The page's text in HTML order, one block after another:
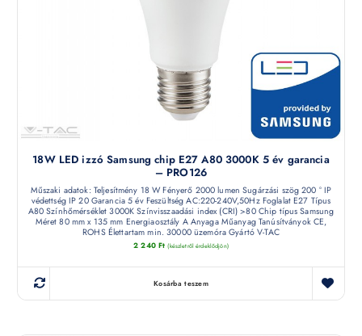
18W LED izzó Samsung chip E27 A80 3000K 5 év garancia
– PRO126
Műszaki adatok: Teljesítmény 18 W Fényerő 2000 lumen Sugárzási szög 200 ° IP
védettség IP 20 Garancia 5 év Feszültség AC:220-240V,50Hz Foglalat E27 Típus
A80 Színhőmérséklet 3000K Színvisszaadási index (CRI) >80 Chip típus Samsung
Méret 80 mm x 135 mm Energiaosztály A Anyaga Műanyag Tanúsítványok CE,
ROHS Élettartam min. 30000 üzemóra Gyártó V-TAC
2 240 Ft (készletről érdeklődjön)
Kosárba teszem